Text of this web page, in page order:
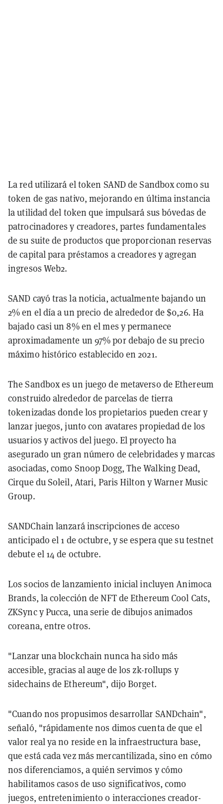
La red utilizará el token SAND de Sandbox como su
token de gas nativo, mejorando en última instancia
la utilidad del token que impulsará sus bóvedas de
patrocinadores y creadores, partes fundamentales
de su suite de productos que proporcionan reservas
de capital para préstamos a creadores y agregan
ingresos Web2.
SAND cayó tras la noticia, actualmente bajando un
2% en el día a un precio de alrededor de $0,26. Ha
bajado casi un 8% en el mes y permanece
aproximadamente un 97% por debajo de su precio
máximo histórico establecido en 2021.
The Sandbox es un juego de metaverso de Ethereum
construido alrededor de parcelas de tierra
tokenizadas donde los propietarios pueden crear y
lanzar juegos, junto con avatares propiedad de los
usuarios y activos del juego. El proyecto ha
asegurado un gran número de celebridades y marcas
asociadas, como Snoop Dogg, The Walking Dead,
Cirque du Soleil, Atari, Paris Hilton y Warner Music
Group.
SANDChain lanzará inscripciones de acceso
anticipado el 1 de octubre, y se espera que su testnet
debute el 14 de octubre.
Los socios de lanzamiento inicial incluyen Animoca
Brands, la colección de NFT de Ethereum Cool Cats,
ZKSync y Pucca, una serie de dibujos animados
coreana, entre otros.
"Lanzar una blockchain nunca ha sido más
accesible, gracias al auge de los zk-rollups y
sidechains de Ethereum", dijo Borget.
"Cuando nos propusimos desarrollar SANDchain",
señaló, "rápidamente nos dimos cuenta de que el
valor real ya no reside en la infraestructura base,
que está cada vez más mercantilizada, sino en cómo
nos diferenciamos, a quién servimos y cómo
habilitamos casos de uso significativos, como
juegos, entretenimiento o interacciones creador-